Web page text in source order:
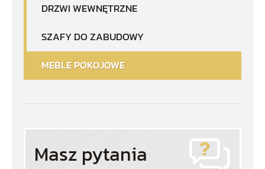
DRZWI WEWNĘTRZNE
SZAFY DO ZABUDOWY
MEBLE POKOJOWE
Masz pytania